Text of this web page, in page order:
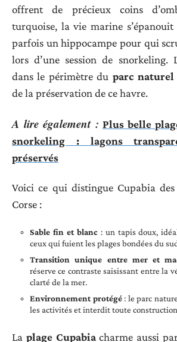
offrent de précieux coins
turquoise, la vie marine s’épanouit
parfois un hippocampe pour qui
lors d’une session de snorkeling.
dans le périmètre du parc
de la préservation de ce havre.
A lire également : Plus belle
snorkeling : lagons
préservés
Voici ce qui distingue Cupabia
Corse :
Sable fin et blanc: un tapis doux,
ceux qui fuient les plages bondées du
Transition unique entre mer et
réserve ce contraste saisissant entre la
clarté de la mer.
Environnement protégé: le parc
les activités et interdit toute
La plage Cupabiacharme aussi